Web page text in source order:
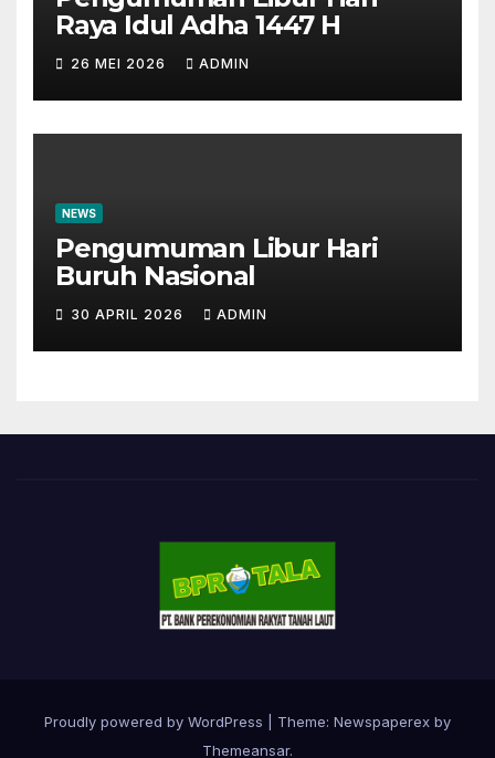
Raya Idul Adha 1447 H
26 MEI 2026 ADMIN
NEWS
Pengumuman Libur Hari
Buruh Nasional
30 APRIL 2026 ADMIN
Proudly powered by WordPress
Theme: Newspaperex by
Themeansar.